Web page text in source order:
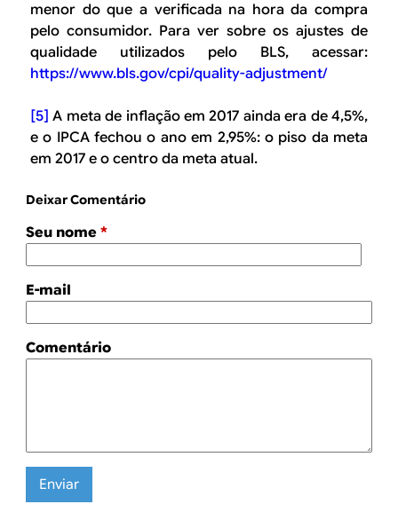
menor do que a verificada na hora da compra
pelo consumidor. Para ver sobre os ajustes de
qualidade utilizados pelo BLS, acessar:
https://www.bls.gov/cpi/quality-adjustment/
[5] A meta de inflação em 2017 ainda era de 4,5%,
e o IPCA fechou o ano em 2,95%: o piso da meta
em 2017 e o centro da meta atual.
Deixar Comentário
Seu nome *
E-mail
Comentário